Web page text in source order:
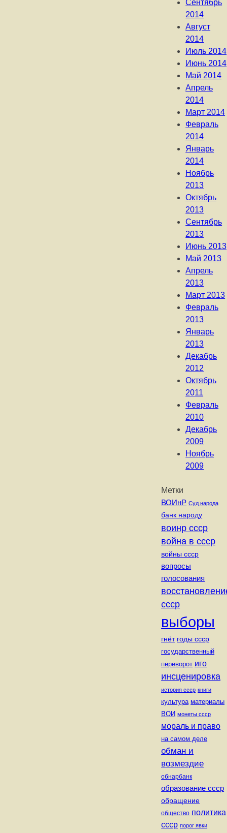
Сентябрь
2014
Август
2014
Июль 2014
Июнь 2014
Май 2014
Апрель
2014
Март 2014
Февраль
2014
Январь
2014
Ноябрь
2013
Октябрь
2013
Сентябрь
2013
Июнь 2013
Май 2013
Апрель
2013
Март 2013
Февраль
2013
Январь
2013
Декабрь
2012
Октябрь
2011
Февраль
2010
Декабрь
2009
Ноябрь
2009
Метки
ВОИнР Суд народа
банк народу
воинр ссср
война в ссср
войны ссср
вопросы
голосования
ссср
выборы
гнёт годы ссср
государственный
переворот иго
инсценировка
история ссср книги
культура материалы
ВОИ монеты ссср
мораль и право
на самом деле
обман и
возмездие
обнарбанк
образование ссср
обращение
общество политика
ссср порог явки